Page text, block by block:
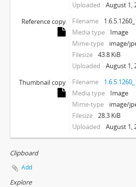
Uploaded
August 1,
Reference copy
Filename
Media type
Image
Mime-type
image/
Filesize
43.8 KiB
Uploaded
August 1,
Thumbnail copy
Filename
Media type
Image
Mime-type
image/
Filesize
28.3 KiB
Uploaded
August 1,
Clipboard
Add
Explore